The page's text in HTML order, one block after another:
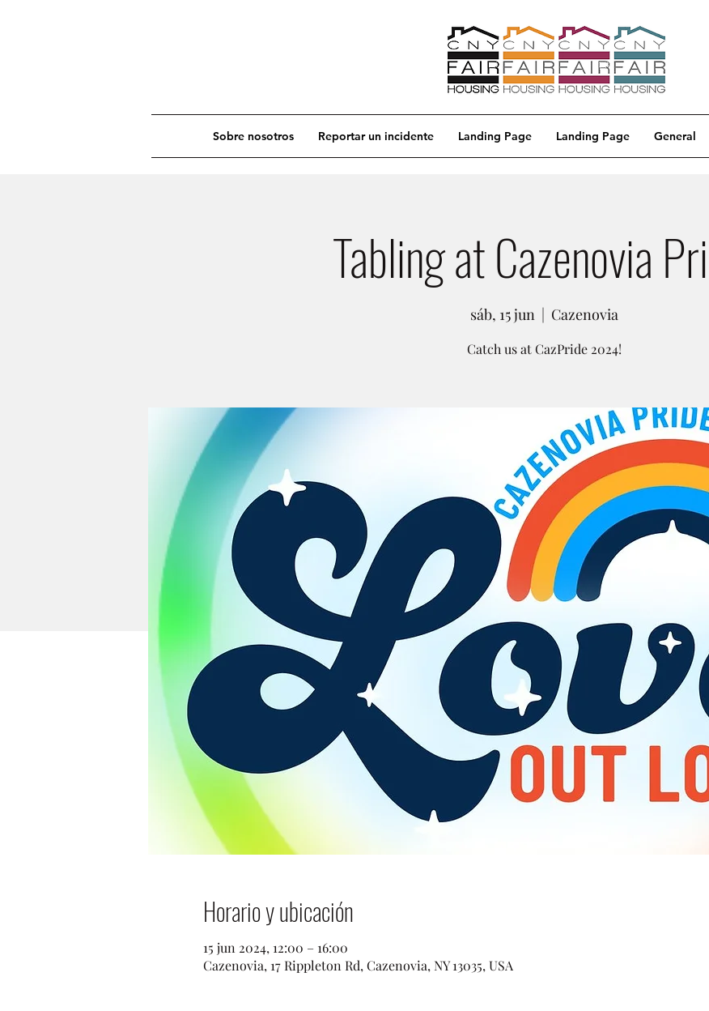
Sobre nosotros Reportar un incidente Landing Page Landing Page General
Tabling at Cazenovia
sáb, 15 jun
  |
Cazenovia
Catch us at CazPride 2024!
Horario y ubicación
15 jun 2024, 12:00 – 16:00
Cazenovia, 17 Rippleton Rd, Cazenovia, NY 13035, USA